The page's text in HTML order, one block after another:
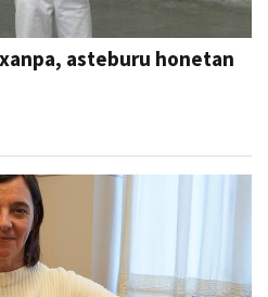
asteburu honetan